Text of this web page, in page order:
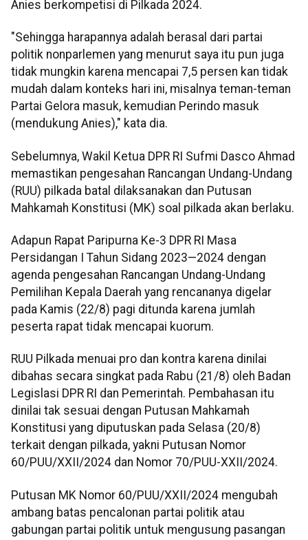
Anies berkompetisi di Pilkada 2024.
"Sehingga harapannya adalah berasal dari partai
politik nonparlemen yang menurut saya itu pun juga
tidak mungkin karena mencapai 7,5 persen kan tidak
mudah dalam konteks hari ini, misalnya teman-teman
Partai Gelora masuk, kemudian Perindo masuk
(mendukung Anies)," kata dia.
Sebelumnya, Wakil Ketua DPR RI Sufmi Dasco Ahmad
memastikan pengesahan Rancangan Undang-Undang
(RUU) pilkada batal dilaksanakan dan Putusan
Mahkamah Konstitusi (MK) soal pilkada akan berlaku.
Adapun Rapat Paripurna Ke-3 DPR RI Masa
Persidangan I Tahun Sidang 2023—2024 dengan
agenda pengesahan Rancangan Undang-Undang
Pemilihan Kepala Daerah yang rencananya digelar
pada Kamis (22/8) pagi ditunda karena jumlah
peserta rapat tidak mencapai kuorum.
RUU Pilkada menuai pro dan kontra karena dinilai
dibahas secara singkat pada Rabu (21/8) oleh Badan
Legislasi DPR RI dan Pemerintah. Pembahasan itu
dinilai tak sesuai dengan Putusan Mahkamah
Konstitusi yang diputuskan pada Selasa (20/8)
terkait dengan pilkada, yakni Putusan Nomor
60/PUU/XXII/2024 dan Nomor 70/PUU-XXII/2024.
Putusan MK Nomor 60/PUU/XXII/2024 mengubah
ambang batas pencalonan partai politik atau
gabungan partai politik untuk mengusung pasangan